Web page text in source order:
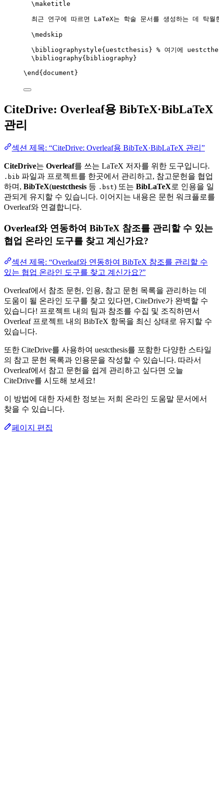
\maketitle
최근 연구에 따르면 LaTeX는 학술 문서를 생성하는 데 탁
\medskip
\bibliographystyle{uestcthesis} % 여기에
\bibliography{bibliography}
\end { document }
CiteDrive: Overleaf용 BibTeX·BibLaTeX
관리
섹션 제목: “CiteDrive: Overleaf용 BibTeX·BibLaTeX 관리”
CiteDrive는 Overleaf를 쓰는 LaTeX 저자를 위한 도구입니다.
.bib 파일과 프로젝트를 한곳에서 관리하고, 참고문헌을 협업
하며, BibTeX(uestcthesis 등 .bst) 또는 BibLaTeX로 인용을 일
관되게 유지할 수 있습니다. 이어지는 내용은 문헌 워크플로를
Overleaf와 연결합니다.
Overleaf와 연동하여 BibTeX 참조를 관리할 수 있는
협업 온라인 도구를 찾고 계신가요?
섹션 제목: “Overleaf와 연동하여 BibTeX 참조를 관리할 수
있는 협업 온라인 도구를 찾고 계신가요?”
Overleaf에서 참조 문헌, 인용, 참고 문헌 목록을 관리하는 데
도움이 될 온라인 도구를 찾고 있다면, CiteDrive가 완벽할 수
있습니다! 프로젝트 내의 팀과 참조를 수집 및 조직하면서
Overleaf 프로젝트 내의 BibTeX 항목을 최신 상태로 유지할 수
있습니다.
또한 CiteDrive를 사용하여 uestcthesis를 포함한 다양한 스타일
의 참고 문헌 목록과 인용문을 작성할 수 있습니다. 따라서
Overleaf에서 참고 문헌을 쉽게 관리하고 싶다면 오늘
CiteDrive를 시도해 보세요!
이 방법에 대한 자세한 정보는 저희 온라인 도움말 문서에서
찾을 수 있습니다.
페이지 편집